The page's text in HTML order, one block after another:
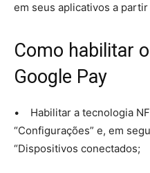
em seus aplicativos a
Como habilitar
Google Pay
• Habilitar a tecnologia
“Configurações” e, em
“Dispositivos conectados;